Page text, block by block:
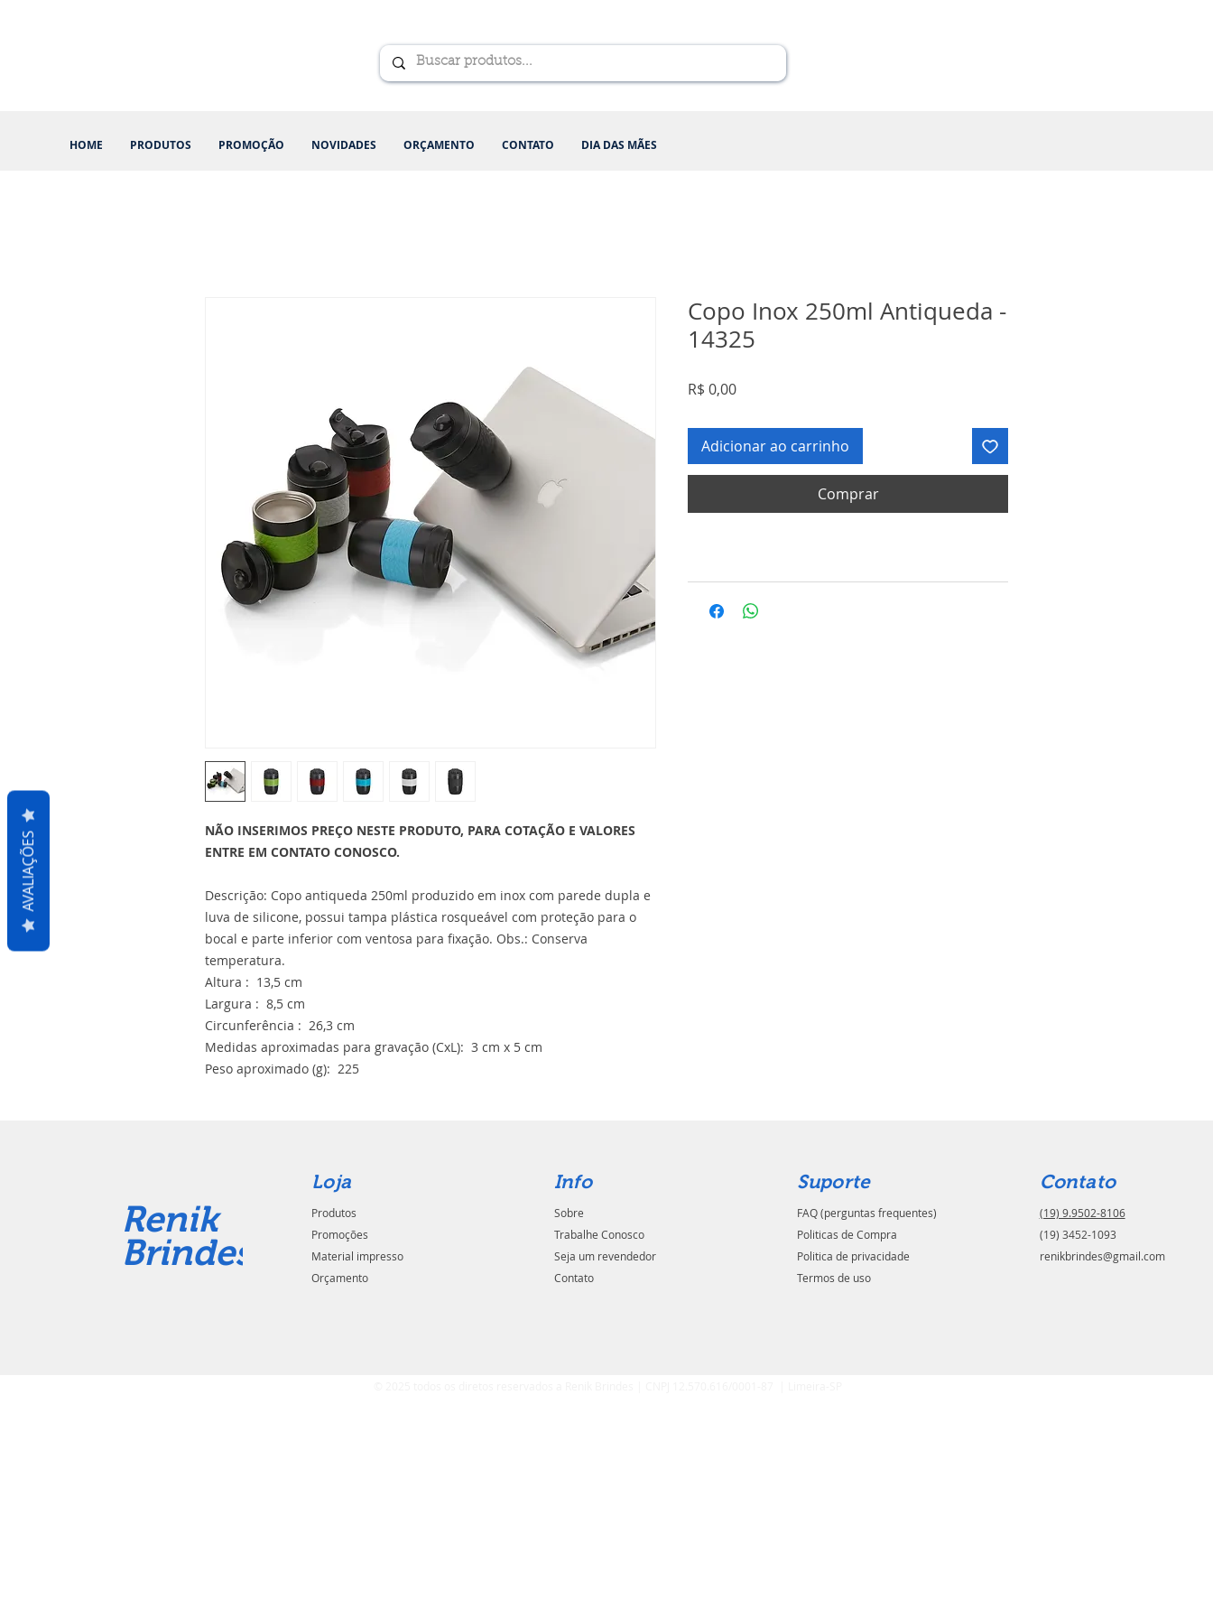
HOME PRODUTOS PROMOÇÃO NOVIDADES ORÇAMENTO CONTATO DIA DAS MÃES
NÃO INSERIMOS PREÇO NESTE PRODUTO, PARA COTAÇÃO E VALORES
ENTRE EM CONTATO CONOSCO.
Descrição: Copo antiqueda 250ml produzido em inox com parede dupla e
luva de silicone, possui tampa plástica rosqueável com proteção para o
bocal e parte inferior com ventosa para fixação. Obs.: Conserva
temperatura.
Altura : 13,5 cm
Largura : 8,5 cm
Circunferência : 26,3 cm
Medidas aproximadas para gravação (CxL): 3 cm x 5 cm
Peso aproximado (g): 225
Copo Inox 250ml Antiqueda -
14325
R$ 0,00Preço
Adicionar ao carrinho
Comprar
Renik
Brindes
Loja
Produtos
Promoções
Material impresso
Orçamento
Info
Sobre
Trabalhe Conosco
Seja um revendedor
Contato
Suporte
FAQ (perguntas frequentes)
Politicas de Compra
Politica de privacidade
Termos de uso
Contato
(19) 9.9502-8106
(19) 3452-1093
renikbrindes@gmail.com
AVALIAÇÕES